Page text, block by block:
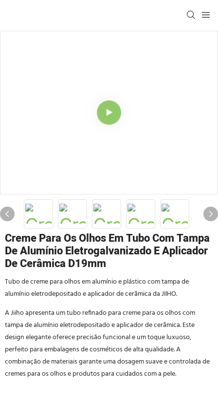
Creme Para Os Olhos Em Tubo Com Tampa
De Alumínio Eletrogalvanizado E Aplicador
De Cerâmica D19mm
Tubo de creme para olhos em alumínio e plástico com tampa de
alumínio eletrodepositado e aplicador de cerâmica da JIIHO.
A Jiiho apresenta um tubo refinado para creme para os olhos com
tampa de alumínio eletrodepositado e aplicador de cerâmica. Este
design elegante oferece precisão funcional e um toque luxuoso,
perfeito para embalagens de cosméticos de alta qualidade. A
combinação de materiais garante uma dosagem suave e controlada de
cremes para os olhos e produtos para cuidados com a pele.